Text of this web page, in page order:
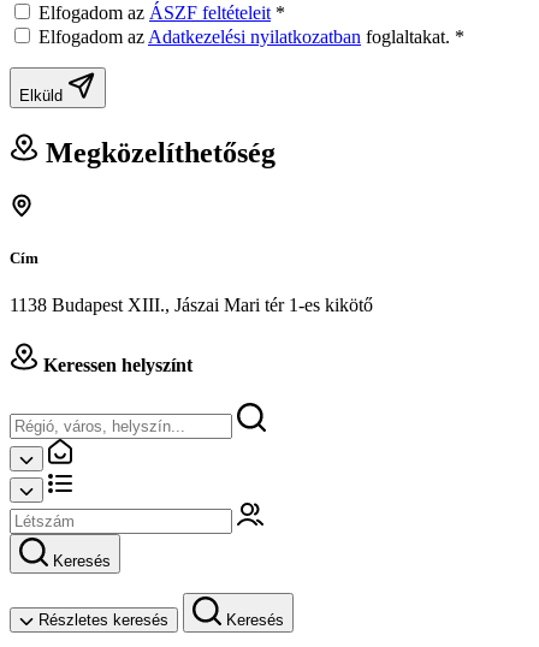
Elfogadom az ÁSZF feltételeit *
Elfogadom az Adatkezelési nyilatkozatban foglaltakat. *
Elküld
Megközelíthetőség
Cím
1138 Budapest XIII., Jászai Mari tér 1-es kikötő
Keressen helyszínt
Keresés
Részletes keresés Keresés